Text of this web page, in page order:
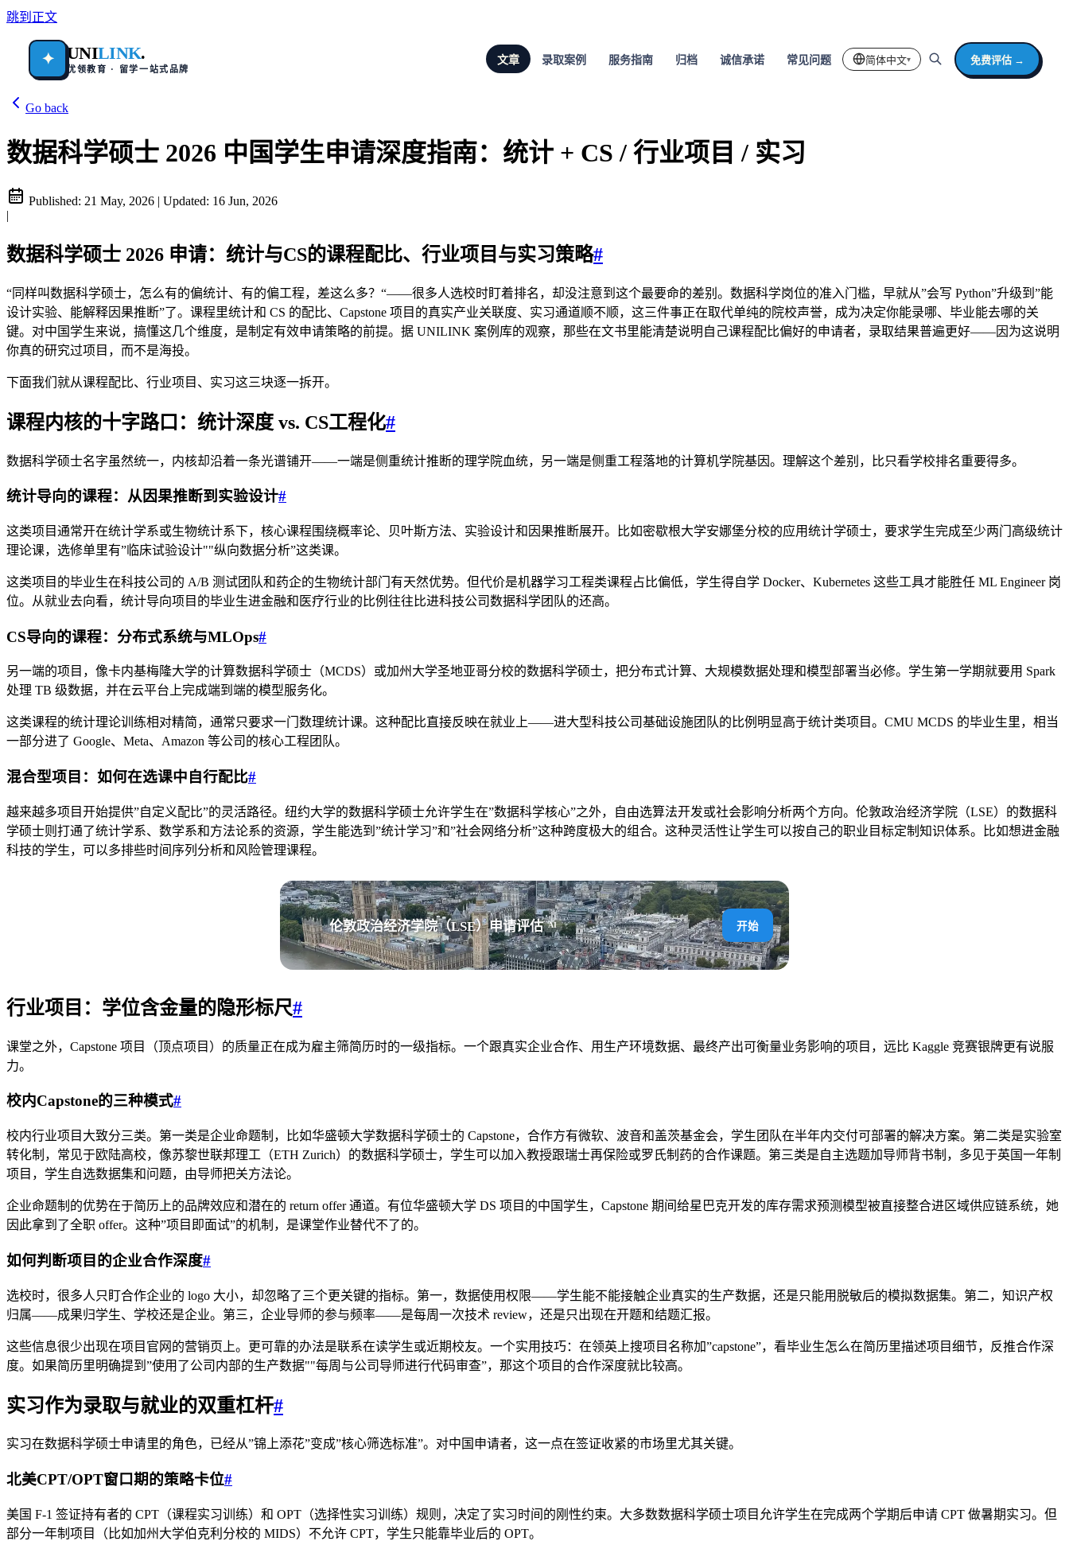
跳到正文
✦ UNILINK.
优领教育 · 留学一站式品牌
文章 录取案例 服务指南 归档 诚信承诺 常见问题 简体中文▾ 免费评估 →
Go back
数据科学硕士 2026 中国学生申请深度指南：统计 + CS / 行业项目 / 实习
Published: 21 May, 2026 | Updated: 16 Jun, 2026
|
数据科学硕士 2026 申请：统计与CS的课程配比、行业项目与实习策略#
“同样叫数据科学硕士，怎么有的偏统计、有的偏工程，差这么多？“——很多人选校时盯着排名，却没注意到这个最要命的差别。数据科学岗位的准入门槛，早就从”会写 Python”升级到”能
设计实验、能解释因果推断”了。课程里统计和 CS 的配比、Capstone 项目的真实产业关联度、实习通道顺不顺，这三件事正在取代单纯的院校声誉，成为决定你能录哪、毕业能去哪的关
键。对中国学生来说，搞懂这几个维度，是制定有效申请策略的前提。据 UNILINK 案例库的观察，那些在文书里能清楚说明自己课程配比偏好的申请者，录取结果普遍更好——因为这说明
你真的研究过项目，而不是海投。
下面我们就从课程配比、行业项目、实习这三块逐一拆开。
课程内核的十字路口：统计深度 vs. CS工程化#
数据科学硕士名字虽然统一，内核却沿着一条光谱铺开——一端是侧重统计推断的理学院血统，另一端是侧重工程落地的计算机学院基因。理解这个差别，比只看学校排名重要得多。
统计导向的课程：从因果推断到实验设计#
这类项目通常开在统计学系或生物统计系下，核心课程围绕概率论、贝叶斯方法、实验设计和因果推断展开。比如密歇根大学安娜堡分校的应用统计学硕士，要求学生完成至少两门高级统计
理论课，选修单里有”临床试验设计""纵向数据分析”这类课。
这类项目的毕业生在科技公司的 A/B 测试团队和药企的生物统计部门有天然优势。但代价是机器学习工程类课程占比偏低，学生得自学 Docker、Kubernetes 这些工具才能胜任 ML Engineer 岗
位。从就业去向看，统计导向项目的毕业生进金融和医疗行业的比例往往比进科技公司数据科学团队的还高。
CS导向的课程：分布式系统与MLOps#
另一端的项目，像卡内基梅隆大学的计算数据科学硕士（MCDS）或加州大学圣地亚哥分校的数据科学硕士，把分布式计算、大规模数据处理和模型部署当必修。学生第一学期就要用 Spark
处理 TB 级数据，并在云平台上完成端到端的模型服务化。
这类课程的统计理论训练相对精简，通常只要求一门数理统计课。这种配比直接反映在就业上——进大型科技公司基础设施团队的比例明显高于统计类项目。CMU MCDS 的毕业生里，相当
一部分进了 Google、Meta、Amazon 等公司的核心工程团队。
混合型项目：如何在选课中自行配比#
越来越多项目开始提供”自定义配比”的灵活路径。纽约大学的数据科学硕士允许学生在”数据科学核心”之外，自由选算法开发或社会影响分析两个方向。伦敦政治经济学院（LSE）的数据科
学硕士则打通了统计学系、数学系和方法论系的资源，学生能选到”统计学习”和”社会网络分析”这种跨度极大的组合。这种灵活性让学生可以按自己的职业目标定制知识体系。比如想进金融
科技的学生，可以多排些时间序列分析和风险管理课程。
伦敦政治经济学院（LSE）申请评估 AI 开始
行业项目：学位含金量的隐形标尺#
课堂之外，Capstone 项目（顶点项目）的质量正在成为雇主筛简历时的一级指标。一个跟真实企业合作、用生产环境数据、最终产出可衡量业务影响的项目，远比 Kaggle 竞赛银牌更有说服
力。
校内Capstone的三种模式#
校内行业项目大致分三类。第一类是企业命题制，比如华盛顿大学数据科学硕士的 Capstone，合作方有微软、波音和盖茨基金会，学生团队在半年内交付可部署的解决方案。第二类是实验室
转化制，常见于欧陆高校，像苏黎世联邦理工（ETH Zurich）的数据科学硕士，学生可以加入教授跟瑞士再保险或罗氏制药的合作课题。第三类是自主选题加导师背书制，多见于英国一年制
项目，学生自选数据集和问题，由导师把关方法论。
企业命题制的优势在于简历上的品牌效应和潜在的 return offer 通道。有位华盛顿大学 DS 项目的中国学生，Capstone 期间给星巴克开发的库存需求预测模型被直接整合进区域供应链系统，她
因此拿到了全职 offer。这种”项目即面试”的机制，是课堂作业替代不了的。
如何判断项目的企业合作深度#
选校时，很多人只盯合作企业的 logo 大小，却忽略了三个更关键的指标。第一，数据使用权限——学生能不能接触企业真实的生产数据，还是只能用脱敏后的模拟数据集。第二，知识产权
归属——成果归学生、学校还是企业。第三，企业导师的参与频率——是每周一次技术 review，还是只出现在开题和结题汇报。
这些信息很少出现在项目官网的营销页上。更可靠的办法是联系在读学生或近期校友。一个实用技巧：在领英上搜项目名称加”capstone”，看毕业生怎么在简历里描述项目细节，反推合作深
度。如果简历里明确提到”使用了公司内部的生产数据""每周与公司导师进行代码审查”，那这个项目的合作深度就比较高。
实习作为录取与就业的双重杠杆#
实习在数据科学硕士申请里的角色，已经从”锦上添花”变成”核心筛选标准”。对中国申请者，这一点在签证收紧的市场里尤其关键。
北美CPT/OPT窗口期的策略卡位#
美国 F-1 签证持有者的 CPT（课程实习训练）和 OPT（选择性实习训练）规则，决定了实习时间的刚性约束。大多数数据科学硕士项目允许学生在完成两个学期后申请 CPT 做暑期实习。但
部分一年制项目（比如加州大学伯克利分校的 MIDS）不允许 CPT，学生只能靠毕业后的 OPT。